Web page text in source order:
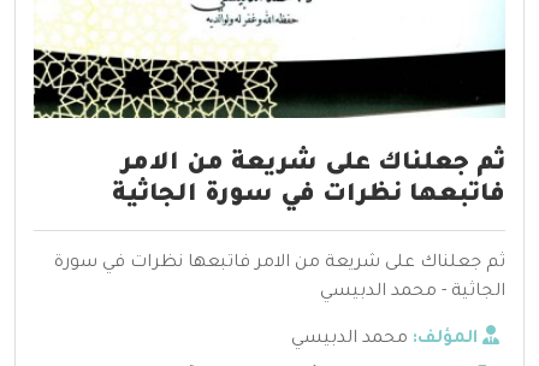
ثم جعلناك على شريعة من الامر
فاتبعها نظرات في سورة الجاثية
ثم جعلناك على شريعة من الامر فاتبعها نظرات في سورة
الجاثية - محمد الدبيسي
المؤلف: محمد الدبيسي